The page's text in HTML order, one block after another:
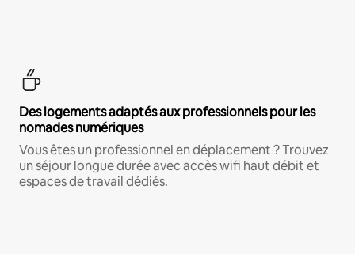
Des logements adaptés aux professionnels pour les
nomades numériques
Vous êtes un professionnel en déplacement ? Trouvez
un séjour longue durée avec accès wifi haut débit et
espaces de travail dédiés.